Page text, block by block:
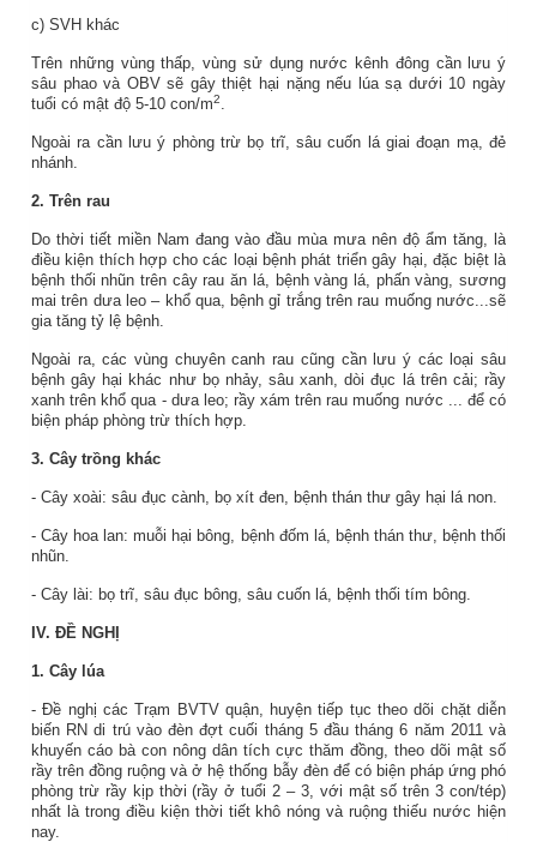
c) SVH khác
Trên những vùng thấp, vùng sử dụng nước kênh đông cần lưu ý
sâu phao và OBV sẽ gây thiệt hại nặng nếu lúa sạ dưới 10 ngày
tuổi có mật độ 5-10 con/m2
Ngoài ra cần lưu ý phòng trừ bọ trĩ, sâu cuốn lá giai đoạn mạ, đẻ
nhánh.
2. Trên rau
Do thời tiết miền Nam đang vào đầu mùa mưa nên độ ẩm tăng, là
điều kiện thích hợp cho các loại bệnh phát triển gây hại, đặc biệt là
bệnh thối nhũn trên cây rau ăn lá, bệnh vàng lá, phấn vàng, sương
mai trên dưa leo – khổ qua, bệnh gỉ trắng trên rau muống nước...sẽ
gia tăng tỷ lệ bệnh.
Ngoài ra, các vùng chuyên canh rau cũng cần lưu ý các loại sâu
bệnh gây hại khác như bọ nhảy, sâu xanh, dòi đục lá trên cải; rầy
xanh trên khổ qua - dưa leo; rầy xám trên rau muống nước ... để có
biện pháp phòng trừ thích hợp.
3. Cây trồng khác
- Cây xoài: sâu đục cành, bọ xít đen, bệnh thán thư gây hại lá non.
- Cây hoa lan: muỗi hại bông, bệnh đốm lá, bệnh thán thư, bệnh thối
nhũn.
- Cây lài: bọ trĩ, sâu đục bông, sâu cuốn lá, bệnh thối tím bông.
IV. ĐỀ NGHỊ
1. Cây lúa
- Đề nghị các Trạm BVTV quận, huyện tiếp tục theo dõi chặt diễn
biến RN di trú vào đèn đợt cuối tháng 5 đầu tháng 6 năm 2011 và
khuyến cáo bà con nông dân tích cực thăm đồng, theo dõi mật số
rầy trên đồng ruộng và ở hệ thống bẫy đèn để có biện pháp ứng phó
phòng trừ rầy kịp thời (rầy ở tuổi 2 – 3, với mật số trên 3 con/tép)
nhất là trong điều kiện thời tiết khô nóng và ruộng thiếu nước hiện
nay.